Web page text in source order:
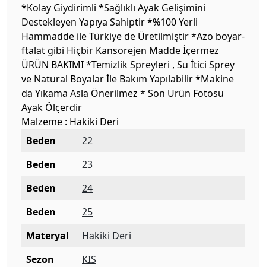
*Kolay Giydirimli *Sağlıklı Ayak Gelişimini
Destekleyen Yapıya Sahiptir *%100 Yerli
Hammadde ile Türkiye de Üretilmiştir *Azo boyar-
ftalat gibi Hiçbir Kansorejen Madde İçermez
ÜRÜN BAKIMI *Temizlik Spreyleri , Su İtici Sprey
ve Natural Boyalar İle Bakım Yapılabilir *Makine
da Yıkama Asla Önerilmez * Son Ürün Fotosu
Ayak Ölçerdir
Malzeme : Hakiki Deri
Beden
22
Beden
23
Beden
24
Beden
25
Materyal
Hakiki Deri
Sezon
KIS